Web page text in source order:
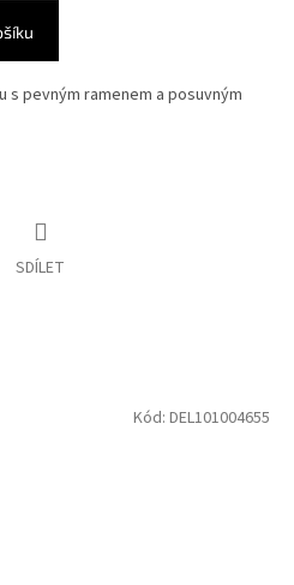
pevným ramenem a posuvným
SDÍLET
Kód: DEL101004655